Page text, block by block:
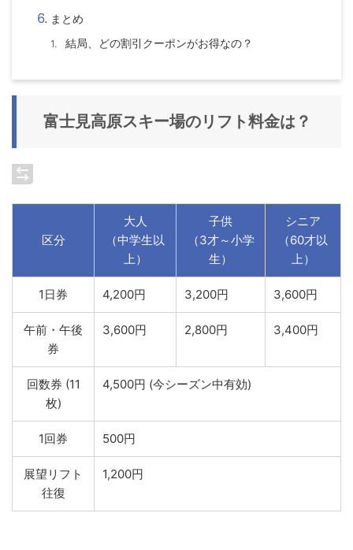
まとめ
結局、どの割引クーポンがお得なの？
富士見高原スキー場のリフト料金は？
区分
大人
（中学生以
上）
子供
（3才～小学
生）
シニア
（60才以
上）
1日券 4,200円 3,200円 3,600円
午前・午後
券
3,600円 2,800円 3,400円
回数券 (11
枚)
4,500円 (今シーズン中有効)
1回券 500円
展望リフト
往復
1,200円